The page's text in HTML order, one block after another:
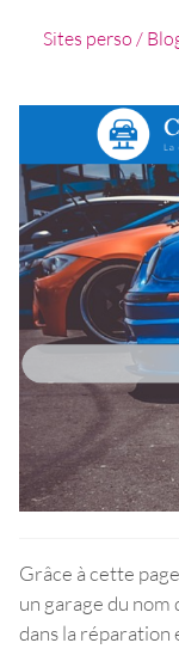
Sites perso /
Grâce à cette
un garage du
dans la réparation